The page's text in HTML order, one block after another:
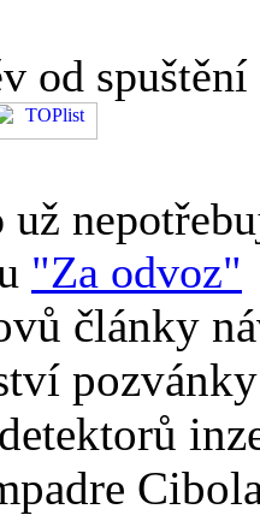
od
"Za odvoz"
články
detektorů